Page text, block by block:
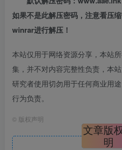
如果不是此解压密码，注意看压
winrar进行解压！
本站仅用于网络资源分享，本站
集，并不对内容完整性负责，本
研究者使用切勿用于任何商业用
行为负责。
© 版权声明
文章版
明